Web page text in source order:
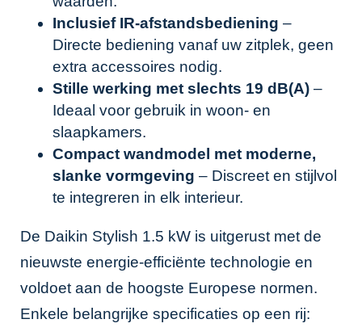
Inclusief IR-afstandsbediening –
Directe bediening vanaf uw zitplek, geen
extra accessoires nodig.
Stille werking met slechts 19 dB(A) –
Ideaal voor gebruik in woon- en
slaapkamers.
Compact wandmodel met moderne,
slanke vormgeving – Discreet en stijlvol
te integreren in elk interieur.
De Daikin Stylish 1.5 kW is uitgerust met de
nieuwste energie-efficiënte technologie en
voldoet aan de hoogste Europese normen.
Enkele belangrijke specificaties op een rij: